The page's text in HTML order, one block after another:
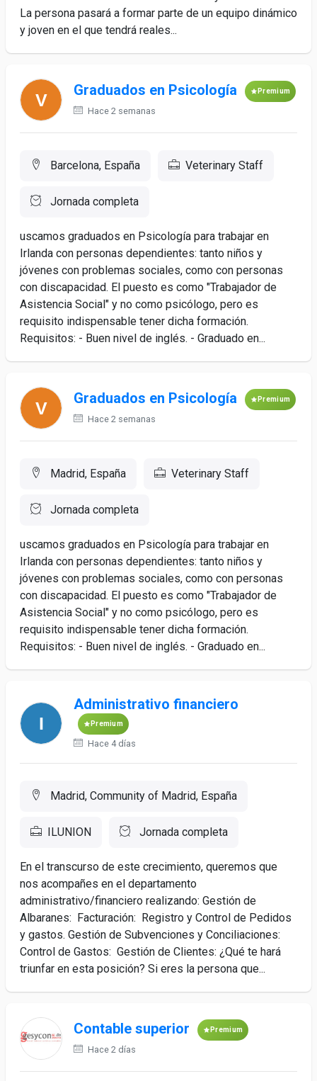
La persona pasará a formar parte de un equipo dinámico
y joven en el que tendrá reales...
Graduados en Psicología Premium
Hace 2 semanas
Barcelona, España Veterinary Staff
Jornada completa
uscamos graduados en Psicología para trabajar en
Irlanda con personas dependientes: tanto niños y
jóvenes con problemas sociales, como con personas
con discapacidad. El puesto es como "Trabajador de
Asistencia Social" y no como psicólogo, pero es
requisito indispensable tener dicha formación.
Requisitos: - Buen nivel de inglés. - Graduado en...
Graduados en Psicología Premium
Hace 2 semanas
Madrid, España Veterinary Staff
Jornada completa
uscamos graduados en Psicología para trabajar en
Irlanda con personas dependientes: tanto niños y
jóvenes con problemas sociales, como con personas
con discapacidad. El puesto es como "Trabajador de
Asistencia Social" y no como psicólogo, pero es
requisito indispensable tener dicha formación.
Requisitos: - Buen nivel de inglés. - Graduado en...
Administrativo financiero
Premium
Hace 4 días
Madrid, Community of Madrid, España
ILUNION Jornada completa
En el transcurso de este crecimiento, queremos que
nos acompañes en el departamento
administrativo/financiero realizando: Gestión de
Albaranes: Facturación: Registro y Control de Pedidos
y gastos. Gestión de Subvenciones y Conciliaciones:
Control de Gastos: Gestión de Clientes: ¿Qué te hará
triunfar en esta posición? Si eres la persona que...
Contable superior Premium
Hace 2 días